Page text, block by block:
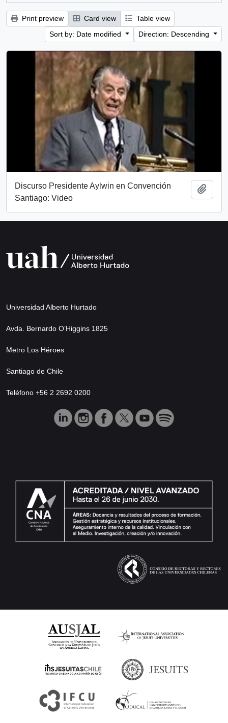
Print preview Card view
Table view
Sort by: Date modified
Direction: Descending
Discurso Presidente Aylwin en Convención
Santiago: Video
Universidad Alberto Hurtado
Avda. Bernardo O’Higgins 1825
Metro Los Héroes
Santiago de Chile
Teléfono +56 2 2692 0200